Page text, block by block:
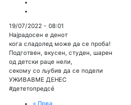
19/07/2022 - 08:01
Најрадосен е денот
кога сладолед може да се проба!
Подготвен, вкусен, студен, шарен
од детски раце нели,
секому со љубив да се подели
УЖИВАВМЕ ДЕНЕС
#дететопредсé
« Прва